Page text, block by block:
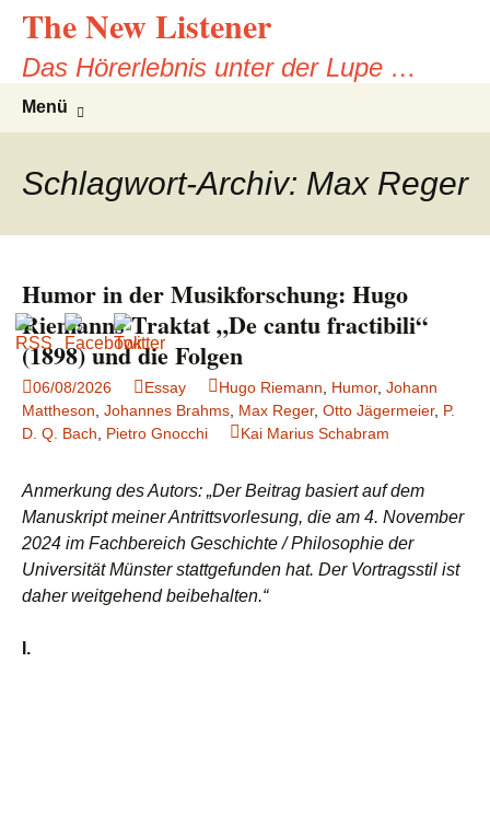
Zum
Inhalt
springen
The New Listener
Das Hörerlebnis unter der Lupe …
Menü
Schlagwort-Archiv: Max Reger
Humor in der Musikforschung: Hugo
Riemanns Traktat „De cantu fractibili“
(1898) und die Folgen
06/08/2026 Essay Hugo Riemann Humor, Johann
Mattheson Johannes Brahms Max Reger, Otto Jägermeier, P.
D. Q. Bach
Pietro Gnocchi Kai Marius Schabram
Anmerkung des Autors: „Der Beitrag basiert auf dem
Manuskript meiner Antrittsvorlesung, die am 4. November
2024 im Fachbereich Geschichte / Philosophie der
Universität Münster stattgefunden hat. Der Vortragsstil ist
daher weitgehend beibehalten.“
I.